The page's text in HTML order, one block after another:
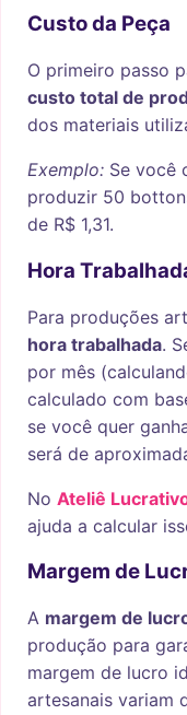
Custo da Peça
O primeiro passo
custo total de
dos materiais
Exemplo: Se você
produzir 50
de R$ 1,31.
Hora
Para produções
hora trabalhada.
por mês
calculado com
se você quer
será de
No Ateliê
ajuda a calcular
Margem de
A margem de
produção para
margem de lucro
artesanais variam